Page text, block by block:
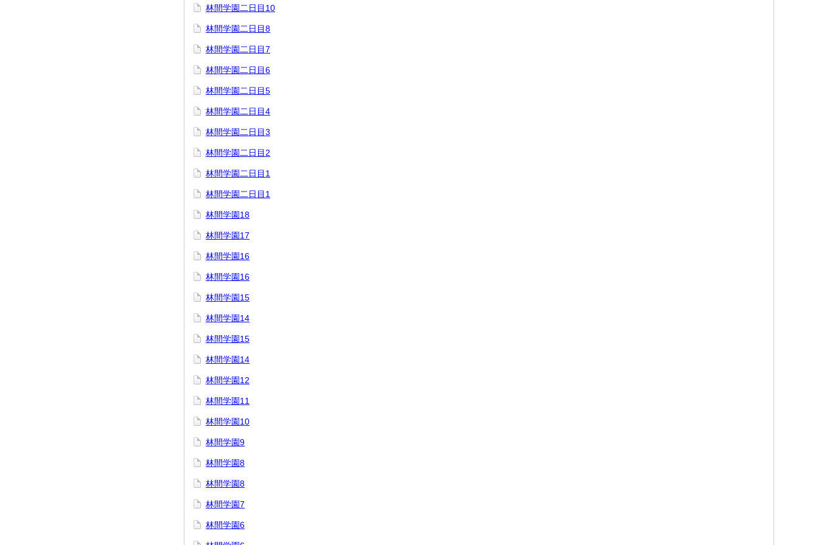
林間学園二日目10
林間学園二日目8
林間学園二日目7
林間学園二日目6
林間学園二日目5
林間学園二日目4
林間学園二日目3
林間学園二日目2
林間学園二日目1
林間学園二日目1
林間学園18
林間学園17
林間学園16
林間学園16
林間学園15
林間学園14
林間学園15
林間学園14
林間学園12
林間学園11
林間学園10
林間学園9
林間学園8
林間学園8
林間学園7
林間学園6